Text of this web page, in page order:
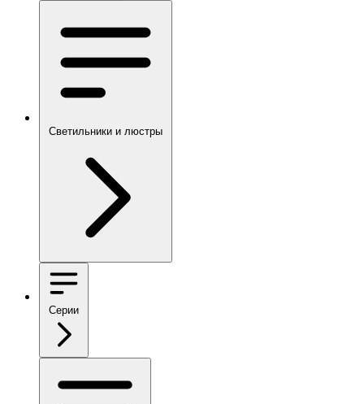
Светильники и люстры
Серии